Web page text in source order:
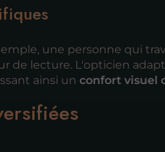
une personne qui
de lecture. L'opticien
ainsi un confort visuel